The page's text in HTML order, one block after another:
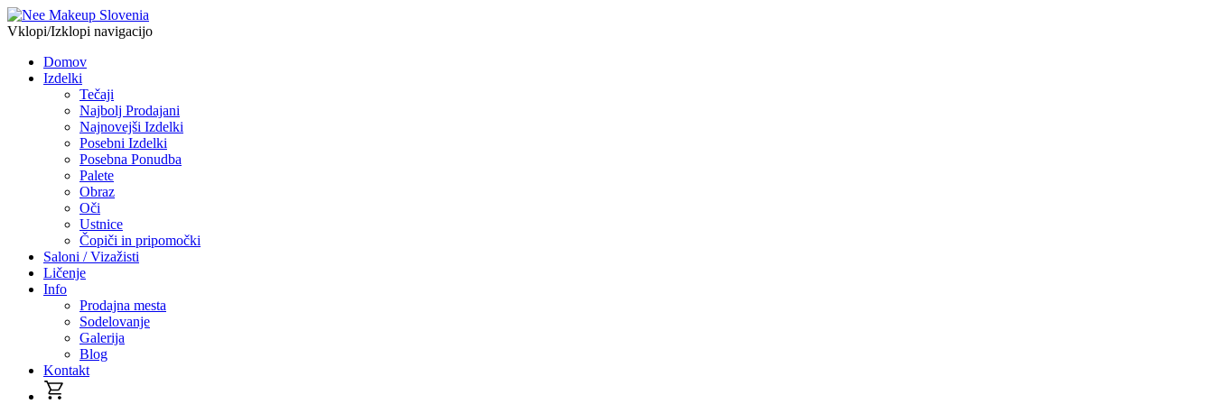
Vklopi/Izklopi navigacijo
Domov
Izdelki
Tečaji
Najbolj Prodajani
Najnovejši Izdelki
Posebni Izdelki
Posebna Ponudba
Palete
Obraz
Oči
Ustnice
Čopiči in pripomočki
Saloni / Vizažisti
Ličenje
Info
Prodajna mesta
Sodelovanje
Galerija
Blog
Kontakt